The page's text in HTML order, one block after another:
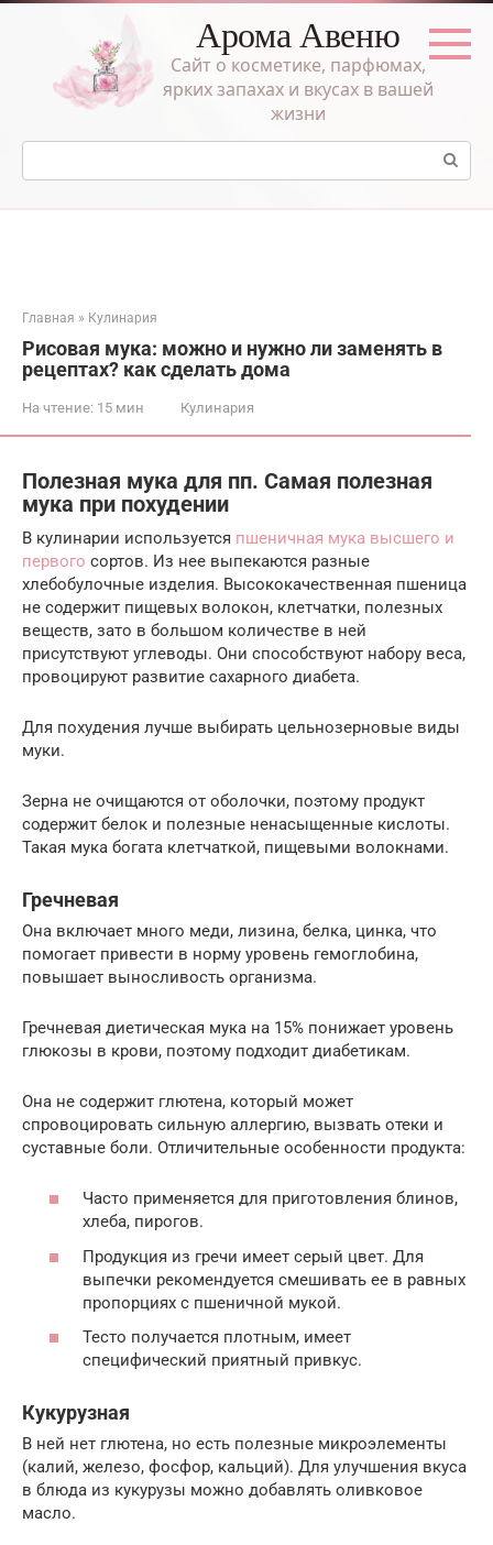
Перейти
Арома Авеню
Сайт о косметике, парфюмах,
ярких запахах и вкусах в вашей
жизни
Поиск:
Главная » Кулинария
Рисовая мука: можно и нужно ли заменять в
рецептах? как сделать дома
На чтение: 15 мин Кулинария
Полезная мука для пп. Самая полезная
мука при похудении
В кулинарии используется пшеничная мука высшего и
первого сортов. Из нее выпекаются разные
хлебобулочные изделия. Высококачественная пшеница
не содержит пищевых волокон, клетчатки, полезных
веществ, зато в большом количестве в ней
присутствуют углеводы. Они способствуют набору веса,
провоцируют развитие сахарного диабета.
Для похудения лучше выбирать цельнозерновые виды
муки.
Зерна не очищаются от оболочки, поэтому продукт
содержит белок и полезные ненасыщенные кислоты.
Такая мука богата клетчаткой, пищевыми волокнами.
Гречневая
Она включает много меди, лизина, белка, цинка, что
помогает привести в норму уровень гемоглобина,
повышает выносливость организма.
Гречневая диетическая мука на 15% понижает уровень
глюкозы в крови, поэтому подходит диабетикам.
Она не содержит глютена, который может
спровоцировать сильную аллергию, вызвать отеки и
суставные боли. Отличительные особенности продукта:
Часто применяется для приготовления блинов,
хлеба, пирогов.
Продукция из гречи имеет серый цвет. Для
выпечки рекомендуется смешивать ее в равных
пропорциях с пшеничной мукой.
Тесто получается плотным, имеет
специфический приятный привкус.
Кукурузная
В ней нет глютена, но есть полезные микроэлементы
(калий, железо, фосфор, кальций). Для улучшения вкуса
в блюда из кукурузы можно добавлять оливковое
масло.